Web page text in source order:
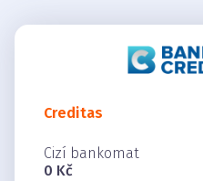
Creditas
Cizí bankomat
0 Kč